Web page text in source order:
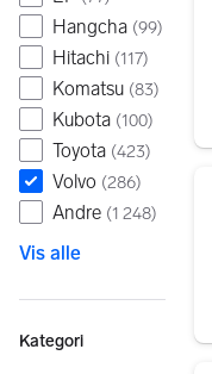
Hangcha (99)
Hitachi (117)
Komatsu (83)
Kubota (100)
Toyota (423)
Volvo (286)
Andre (1 248)
Vis alle
Kategori